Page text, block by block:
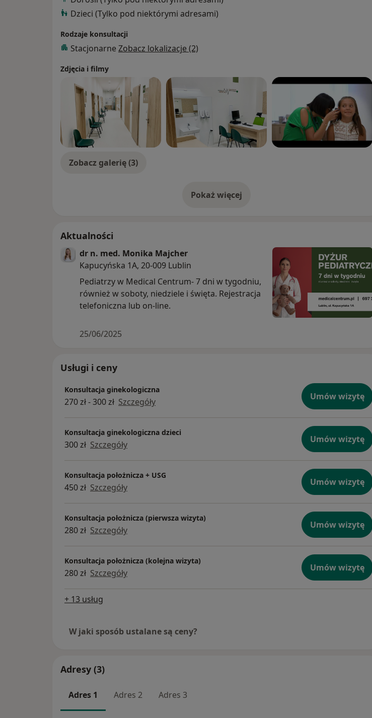
Dzieci (Tylko pod niektórymi adresami)
Rodzaje konsultacji
Stacjonarne Zobacz lokalizacje (2)
Zdjęcia i filmy
Zobacz galerię (3)
Pokaż więcejo doświadczeniu
Aktualności
dr n. med. Monika Majcher
Kapucyńska 1A, 20-009 Lublin
Pediatrzy w Medical Centrum- 7 dni w tygodniu,
również w soboty, niedziele i święta. Rejestracja
telefoniczna lub on-line.
25/06/2025
Usługi i ceny
Konsultacja ginekologiczna
270 zł - 300 zł Szczegóły Umów wizytę
Konsultacja ginekologiczna dzieci
300 zł Szczegóły Umów wizytę
Konsultacja położnicza + USG
450 zł Szczegóły Umów wizytę
Konsultacja położnicza (pierwsza wizyta)
280 zł Szczegóły Umów wizytę
Konsultacja położnicza (kolejna wizyta)
280 zł Szczegóły Umów wizytę
+ 13 usług
W jaki sposób ustalane są ceny?
Adresy (3)
Adres 1 Adres 2 Adres 3